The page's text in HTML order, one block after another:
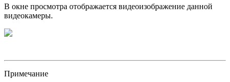
В окне просмотра отображается видеоизображение данной
видеокамеры.
Примечание